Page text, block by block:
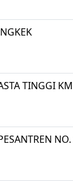
TINGGI